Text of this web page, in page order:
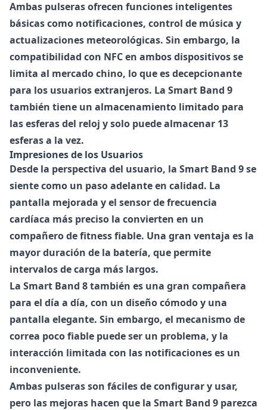
Ambas pulseras ofrecen funciones inteligentes
básicas como notificaciones, control de música y
actualizaciones meteorológicas. Sin embargo, la
compatibilidad con NFC en ambos dispositivos se
limita al mercado chino, lo que es decepcionante
para los usuarios extranjeros. La Smart Band 9
también tiene un almacenamiento limitado para
las esferas del reloj y solo puede almacenar 13
esferas a la vez.
Impresiones de los Usuarios
Desde la perspectiva del usuario, la Smart Band 9se
siente como un paso adelante en calidad. La
pantalla mejorada y el sensor de frecuencia
cardíaca más preciso la convierten en un
compañero de fitness fiable. Una gran ventaja es la
mayor duración de la batería, que permite
intervalos de carga más largos.
La Smart Band 8también es una gran compañera
para el día a día, con un diseño cómodo y una
pantalla elegante. Sin embargo, el mecanismo de
correa poco fiable puede ser un problema, y la
interacción limitada con las notificaciones es un
inconveniente.
Ambas pulseras son fáciles de configurar y usar,
pero las mejoras hacen que la Smart Band 9 parezca